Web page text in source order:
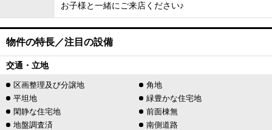
お子様と一緒にご来店ください♪
物件の特長／注目の設備
交通・立地
区画整理及び分譲地
角地
平坦地
緑豊かな住宅地
閑静な住宅地
前面棟無
地盤調査済
南側道路